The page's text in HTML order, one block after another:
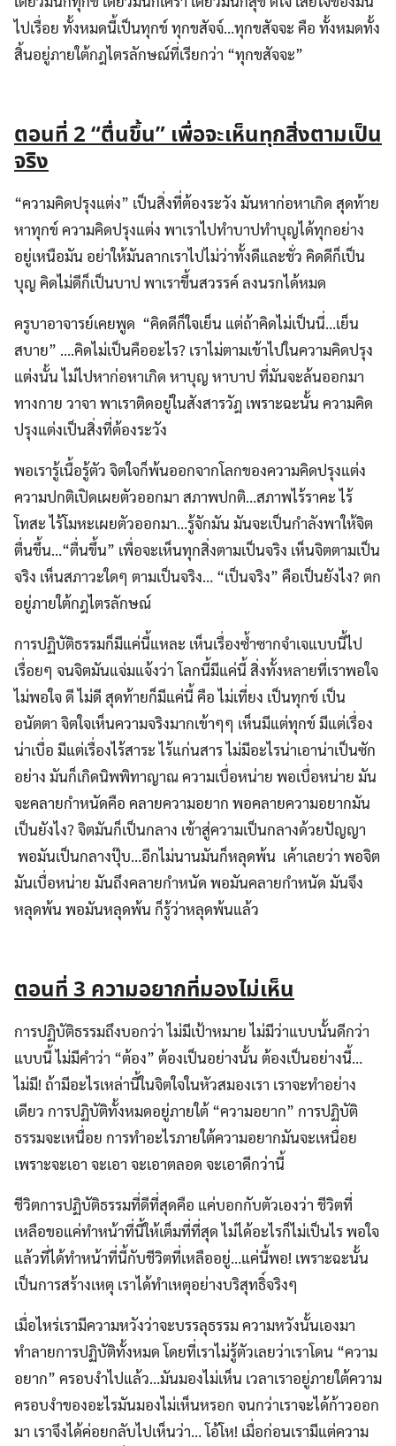
ไปเรื่อย ทั้งหมดนี้เป็นทุกข์ ทุกขสัจจ์…ทุกขสัจจะ คือ ทั้งหมดทั้ง
สิ้นอยู่ภายใต้กฎไตรลักษณ์ที่เรียกว่า “ทุกขสัจจะ”
ตอนที่ 2 “ตื่นขึ้น” เพื่อจะเห็นทุกสิ่งตามเป็น
จริง
“ความคิดปรุงแต่ง” เป็นสิ่งที่ต้องระวัง มันหาก่อหาเกิด สุดท้าย
หาทุกข์ ความคิดปรุงแต่ง พาเราไปทำบาปทำบุญได้ทุกอย่าง
อยู่เหนือมัน อย่าให้มันลากเราไปไม่ว่าทั้งดีและชั่ว คิดดีก็เป็น
บุญ คิดไม่ดีก็เป็นบาป พาเราขึ้นสวรรค์ ลงนรกได้หมด
ครูบาอาจารย์เคยพูด “คิดดีก็ใจเย็น แต่ถ้าคิดไม่เป็นนี่…เย็น
สบาย” ….คิดไม่เป็นคืออะไร? เราไม่ตามเข้าไปในความคิดปรุง
แต่งนั้น ไม่ไปหาก่อหาเกิด หาบุญ หาบาป ที่มันจะล้นออกมา
ทางกาย วาจา พาเราติดอยู่ในสังสารวัฎ เพราะฉะนั้น ความคิด
ปรุงแต่งเป็นสิ่งที่ต้องระวัง
พอเรารู้เนื้อรู้ตัว จิตใจก็พ้นออกจากโลกของความคิดปรุงแต่ง
ความปกติเปิดเผยตัวออกมา สภาพปกติ…สภาพไร้ราคะ ไร้
โทสะ ไร้โมหะเผยตัวออกมา…รู้จักมัน มันจะเป็นกำลังพาให้จิต
ตื่นขึ้น…“ตื่นขึ้น” เพื่อจะเห็นทุกสิ่งตามเป็นจริง เห็นจิตตามเป็น
จริง เห็นสภาวะใดๆ ตามเป็นจริง… “เป็นจริง” คือเป็นยังไง? ตก
อยู่ภายใต้กฎไตรลักษณ์
การปฏิบัติธรรมก็มีแค่นี้แหละ เห็นเรื่องซ้ำซากจำเจแบบนี้ไป
เรื่อยๆ จนจิตมันแจ่มแจ้งว่า โลกนี้มีแค่นี้ สิ่งทั้งหลายที่เราพอใจ
ไม่พอใจ ดี ไม่ดี สุดท้ายก็มีแค่นี้ คือ ไม่เที่ยง เป็นทุกข์ เป็น
อนัตตา จิตใจเห็นความจริงมากเข้าๆๆ เห็นมีแต่ทุกข์ มีแต่เรื่อง
น่าเบื่อ มีแต่เรื่องไร้สาระ ไร้แก่นสาร ไม่มีอะไรน่าเอาน่าเป็นซัก
อย่าง มันก็เกิดนิพพิทาญาณ ความเบื่อหน่าย พอเบื่อหน่าย มัน
จะคลายกำหนัดคือ คลายความอยาก พอคลายความอยากมัน
เป็นยังไง? จิตมันก็เป็นกลาง เข้าสู่ความเป็นกลางด้วยปัญญา
พอมันเป็นกลางปุ๊บ…อีกไม่นานมันก็หลุดพ้น เค้าเลยว่า พอจิต
มันเบื่อหน่าย มันถึงคลายกำหนัด พอมันคลายกำหนัด มันจึง
หลุดพ้น พอมันหลุดพ้น ก็รู้ว่าหลุดพ้นแล้ว
ตอนที่ 3 ความอยากที่มองไม่เห็น
การปฏิบัติธรรมถึงบอกว่า ไม่มีเป้าหมาย ไม่มีว่าแบบนั้นดีกว่า
แบบนี้ ไม่มีคำว่า “ต้อง” ต้องเป็นอย่างนั้น ต้องเป็นอย่างนี้…
ไม่มี! ถ้ามีอะไรเหล่านี้ในจิตใจในหัวสมองเรา เราจะทำอย่าง
เดียว การปฏิบัติทั้งหมดอยู่ภายใต้ “ความอยาก” การปฏิบัติ
ธรรมจะเหนื่อย การทำอะไรภายใต้ความอยากมันจะเหนื่อย
เพราะจะเอา จะเอา จะเอาตลอด จะเอาดีกว่านี้
ชีวิตการปฏิบัติธรรมที่ดีที่สุดคือ แค่บอกกับตัวเองว่า ชีวิตที่
เหลือขอแค่ทำหน้าที่นี้ให้เต็มที่ที่สุด ไม่ได้อะไรก็ไม่เป็นไร พอใจ
แล้วที่ได้ทำหน้าที่นี้กับชีวิตที่เหลืออยู่…แค่นี้พอ! เพราะฉะนั้น
เป็นการสร้างเหตุ เราได้ทำเหตุอย่างบริสุทธิ์จริงๆ
เมื่อไหร่เรามีความหวังว่าจะบรรลุธรรม ความหวังนั้นเองมา
ทำลายการปฏิบัติทั้งหมด โดยที่เราไม่รู้ตัวเลยว่าเราโดน “ความ
อยาก” ครอบงำไปแล้ว…มันมองไม่เห็น เวลาเราอยู่ภายใต้ความ
ครอบงำของอะไรมันมองไม่เห็นหรอก จนกว่าเราจะได้ก้าวออก
มา เราจึงได้ค่อยกลับไปเห็นว่า… โอ้โห! เมื่อก่อนเรามีแต่ความ